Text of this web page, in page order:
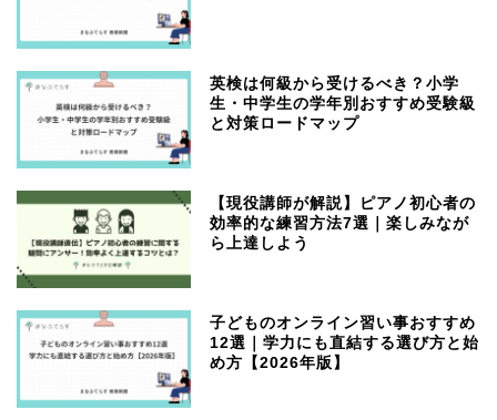
英検は何級から受けるべき？小学
生・中学生の学年別おすすめ受験級
と対策ロードマップ
【現役講師が解説】ピアノ初心者の
効率的な練習方法7選｜楽しみなが
ら上達しよう
子どものオンライン習い事おすすめ
12選｜学力にも直結する選び方と始
め方【2026年版】